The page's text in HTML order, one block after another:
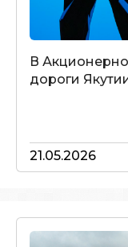
В
дороги
21.05.2026